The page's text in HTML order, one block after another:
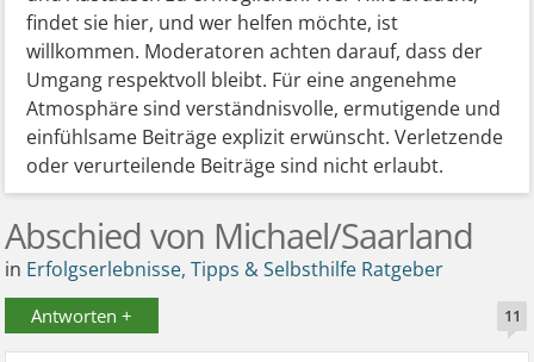
findet sie hier, und wer helfen möchte, ist
willkommen. Moderatoren achten darauf, dass der
Umgang respektvoll bleibt. Für eine angenehme
Atmosphäre sind verständnisvolle, ermutigende und
einfühlsame Beiträge explizit erwünscht. Verletzende
oder verurteilende Beiträge sind nicht erlaubt.
Abschied von Michael/Saarland
in Erfolgserlebnisse, Tipps & Selbsthilfe Ratgeber
Antworten + 11